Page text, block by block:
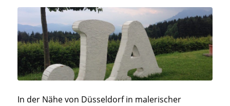
In der Nähe von Düsseldorf in malerischer